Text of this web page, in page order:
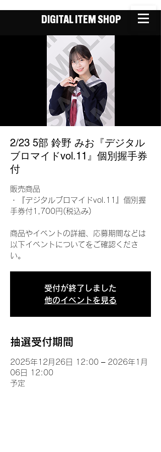
DIGITAL ITEM SHOP
2/23 5部 鈴野 みお『デジタル
ブロマイドvol.11』個別握手券
付
販売商品
・『デジタルブロマイドvol.11』個別握
手券付1,700円(税込み)
商品やイベントの詳細、応募期間などは
以下イベントについてをご確認くださ
い。
受付が終了しました
他のイベントを見る
抽選受付期間
2025年12月26日 12:00 – 2026年1月
06日 12:00
予定